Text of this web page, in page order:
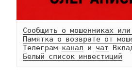
Сообщить о мошенниках
Памятка о возврате от
Телеграм-канал и чат
Белый список инвестиций